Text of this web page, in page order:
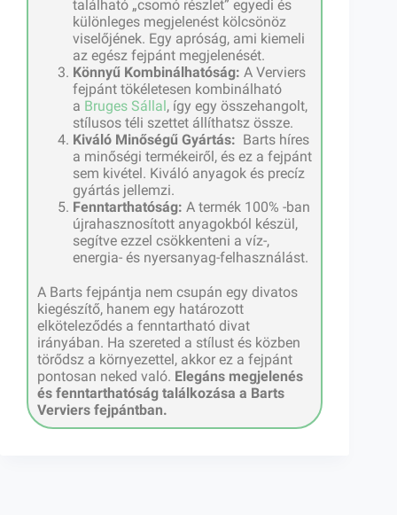
található „csomó részlet” egyedi és
különleges megjelenést kölcsönöz
viselőjének. Egy apróság, ami kiemeli
az egész fejpánt megjelenését.
Könnyű Kombinálhatóság: A Verviers
fejpánt tökéletesen kombinálható
a Bruges Sállal , így egy összehangolt,
stílusos téli szettet állíthatsz össze.
Kiváló Minőségű Gyártás: Barts híres
a minőségi termékeiről, és ez a fejpánt
sem kivétel. Kiváló anyagok és precíz
gyártás jellemzi.
Fenntarthatóság: A termék 100% -ban
újrahasznosított anyagokból készül,
segítve ezzel csökkenteni a víz-,
energia- és nyersanyag-felhasználást.
A Barts fejpántja nem csupán egy divatos
kiegészítő, hanem egy határozott
elköteleződés a fenntartható divat
irányában. Ha szereted a stílust és közben
törődsz a környezettel, akkor ez a fejpánt
pontosan neked való. Elegáns megjelenés
és fenntarthatóság találkozása a Barts
Verviers fejpántban.